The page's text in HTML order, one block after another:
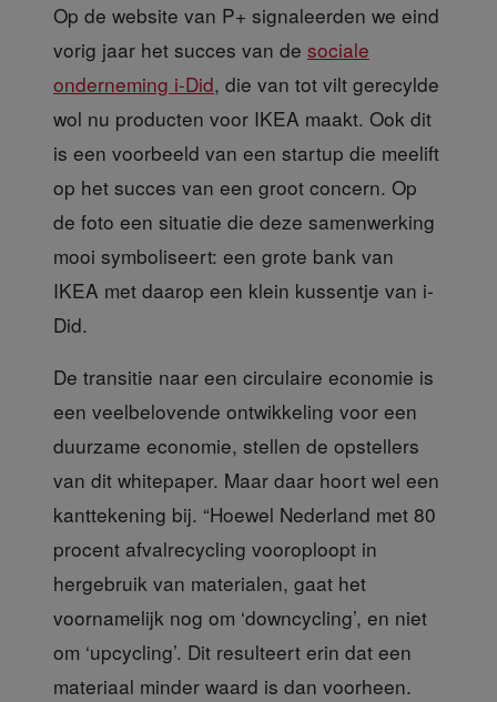
Op de website van P+ signaleerden we eind
vorig jaar het succes van de sociale
onderneming i-Did, die van tot vilt gerecylde
wol nu producten voor IKEA maakt. Ook dit
is een voorbeeld van een startup die meelift
op het succes van een groot concern. Op
de foto een situatie die deze samenwerking
mooi symboliseert: een grote bank van
IKEA met daarop een klein kussentje van i-
Did.
De transitie naar een circulaire economie is
een veelbelovende ontwikkeling voor een
duurzame economie, stellen de opstellers
van dit whitepaper. Maar daar hoort wel een
kanttekening bij. “Hoewel Nederland met 80
procent afvalrecycling vooroploopt in
hergebruik van materialen, gaat het
voornamelijk nog om ‘downcycling’, en niet
om ‘upcycling’. Dit resulteert erin dat een
materiaal minder waard is dan voorheen.